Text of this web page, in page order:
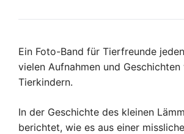
Ein Foto-Band für Tierfreunde
vielen Aufnahmen und Geschichten
Tierkindern.
In der Geschichte des kleinen
berichtet, wie es aus einer